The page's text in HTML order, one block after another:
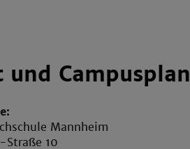
Campusplan
Mannheim
10